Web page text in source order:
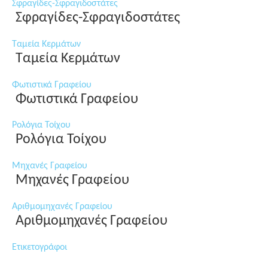
Σφραγίδες-Σφραγιδοστάτες
Σφραγίδες-Σφραγιδοστάτες
Ταμεία Κερμάτων
Ταμεία Κερμάτων
Φωτιστικά Γραφείου
Φωτιστικά Γραφείου
Ρολόγια Τοίχου
Ρολόγια Τοίχου
Μηχανές Γραφείου
Μηχανές Γραφείου
Αριθμομηχανές Γραφείου
Αριθμομηχανές Γραφείου
Ετικετογράφοι